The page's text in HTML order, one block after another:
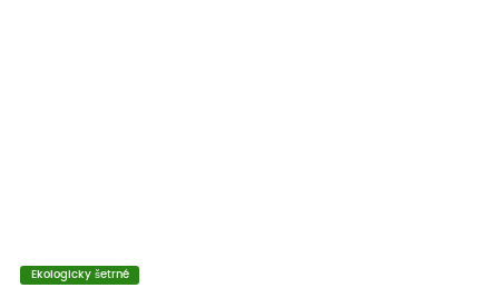
Ekologicky šetrné